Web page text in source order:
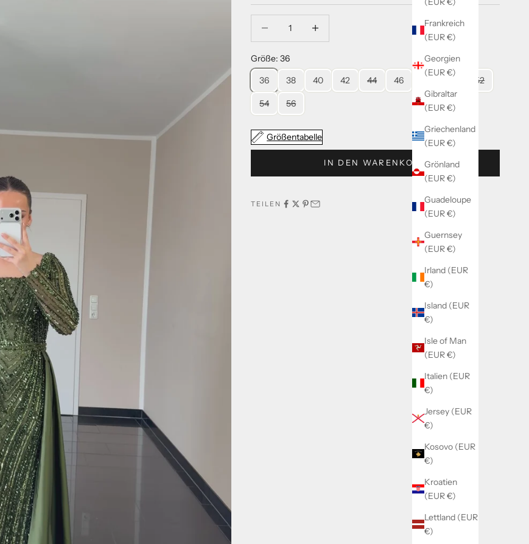
Frankreich
(EUR €)
Georgien
(EUR €)
Gibraltar
(EUR €)
Griechenland
(EUR €)
Grönland
(EUR €)
Guadeloupe
(EUR €)
Guernsey
(EUR €)
Irland (EUR
€)
Island (EUR
€)
Isle of Man
(EUR €)
Italien (EUR
€)
Jersey (EUR
€)
Kosovo (EUR
€)
Kroatien
(EUR €)
Lettland (EUR
€)
Größe: 36
36
38 40 42 44 46 48 50 52
54 56
Größentabelle
IN DEN WARENKORB
TEILEN